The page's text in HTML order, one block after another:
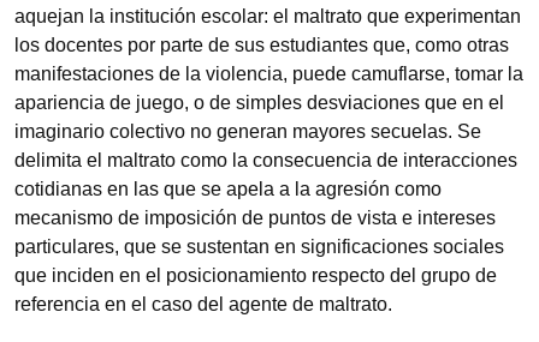
aquejan la institución escolar: el maltrato que experimentan
los docentes por parte de sus estudiantes que, como otras
manifestaciones de la violencia, puede camuflarse, tomar la
apariencia de juego, o de simples desviaciones que en el
imaginario colectivo no generan mayores secuelas. Se
delimita el maltrato como la consecuencia de interacciones
cotidianas en las que se apela a la agresión como
mecanismo de imposición de puntos de vista e intereses
particulares, que se sustentan en significaciones sociales
que inciden en el posicionamiento respecto del grupo de
referencia en el caso del agente de maltrato.